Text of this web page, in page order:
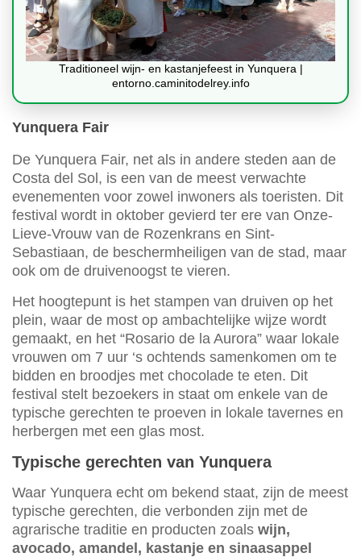
Traditioneel wijn- en kastanjefeest in Yunquera |
entorno.caminitodelrey.info
Yunquera Fair
De Yunquera Fair, net als in andere steden aan de
Costa del Sol, is een van de meest verwachte
evenementen voor zowel inwoners als toeristen. Dit
festival wordt in oktober gevierd ter ere van Onze-
Lieve-Vrouw van de Rozenkrans en Sint-
Sebastiaan, de beschermheiligen van de stad, maar
ook om de druivenoogst te vieren.
Het hoogtepunt is het stampen van druiven op het
plein, waar de most op ambachtelijke wijze wordt
gemaakt, en het “Rosario de la Aurora” waar lokale
vrouwen om 7 uur ‘s ochtends samenkomen om te
bidden en broodjes met chocolade te eten. Dit
festival stelt bezoekers in staat om enkele van de
typische gerechten te proeven in lokale tavernes en
herbergen met een glas most.
Typische gerechten van Yunquera
Waar Yunquera echt om bekend staat, zijn de meest
typische gerechten, die verbonden zijn met de
agrarische traditie en producten zoals wijn,
avocado, amandel, kastanje en sinaasappel